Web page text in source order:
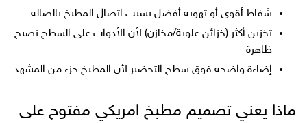
شفاط أقوى أو تهوية أفضل بسبب اتصال المطبخ بالصالة
تخزين أكثر (خزائن علوية/مخازن) لأن الأدوات على السطح تصبح
ظاهرة
إضاءة واضحة فوق سطح التحضير لأن المطبخ جزء من المشهد
ماذا يعني تصميم مطبخ امريكي مفتوح على